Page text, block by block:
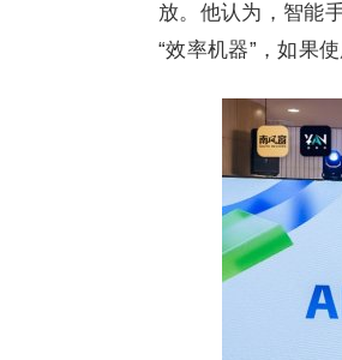
放。他认为，智能
“效率机器”，如果